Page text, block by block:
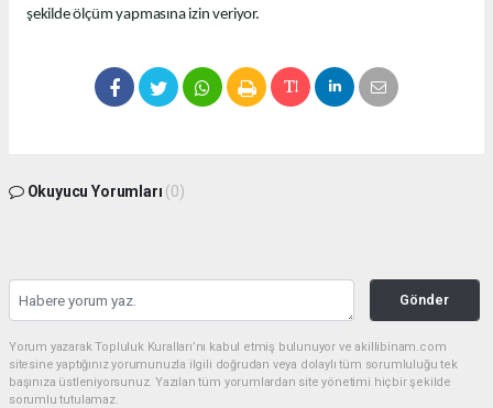
şekilde ölçüm yapmasına izin veriyor.
Okuyucu Yorumları (0)
Gönder
Yorum yazarak Topluluk Kuralları’nı kabul etmiş bulunuyor ve akillibinam.com
sitesine yaptığınız yorumunuzla ilgili doğrudan veya dolaylı tüm sorumluluğu tek
başınıza üstleniyorsunuz. Yazılan tüm yorumlardan site yönetimi hiçbir şekilde
sorumlu tutulamaz.